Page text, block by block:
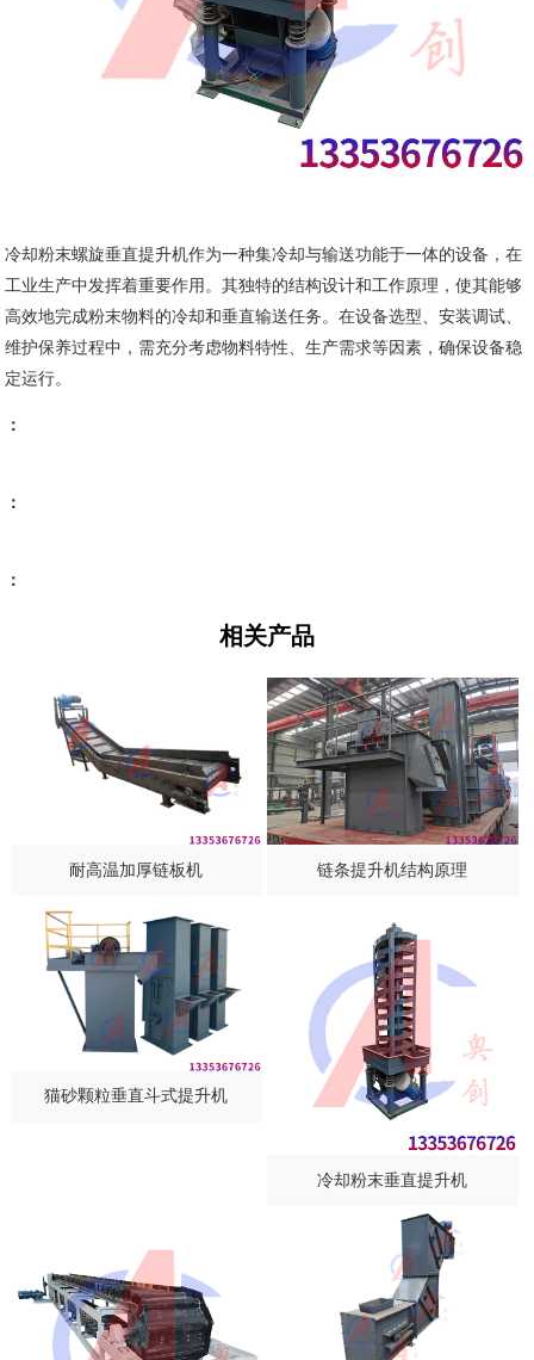
冷却粉末螺旋垂直提升机作为一种集冷却与输送功能于一体的设备，在
工业生产中发挥着重要作用。其独特的结构设计和工作原理，使其能够
高效地完成粉末物料的冷却和垂直输送任务。在设备选型、安装调试、
维护保养过程中，需充分考虑物料特性、生产需求等因素，确保设备稳
定运行。
：
：
：
相关产品
耐高温加厚链板机 链条提升机结构原理
猫砂颗粒垂直斗式提升机
冷却粉末垂直提升机